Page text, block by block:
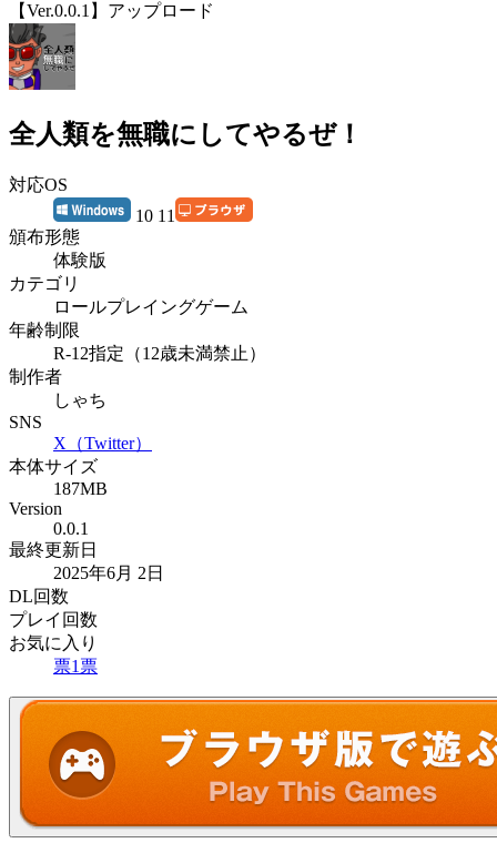
【Ver.0.0.1】アップロード
全人類を無職にしてやるぜ！
対応OS
10 11
頒布形態
体験版
カテゴリ
ロールプレイングゲーム
年齢制限
R-12指定（12歳未満禁止）
制作者
しゃち
SNS
X（Twitter）
本体サイズ
187MB
Version
0.0.1
最終更新日
2025年6月 2日
DL回数
プレイ回数
お気に入り
票1 票